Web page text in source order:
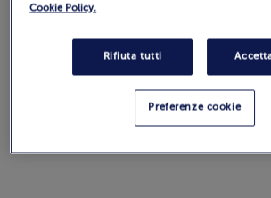
Recensioni
0.0 / 5 Guarda
Cookie Policy.
Rifiuta tutti
Preferenze cookie